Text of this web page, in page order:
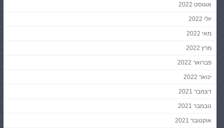
אוגוסט 2022
יולי 2022
מאי 2022
מרץ 2022
פברואר 2022
ינואר 2022
דצמבר 2021
נובמבר 2021
אוקטובר 2021